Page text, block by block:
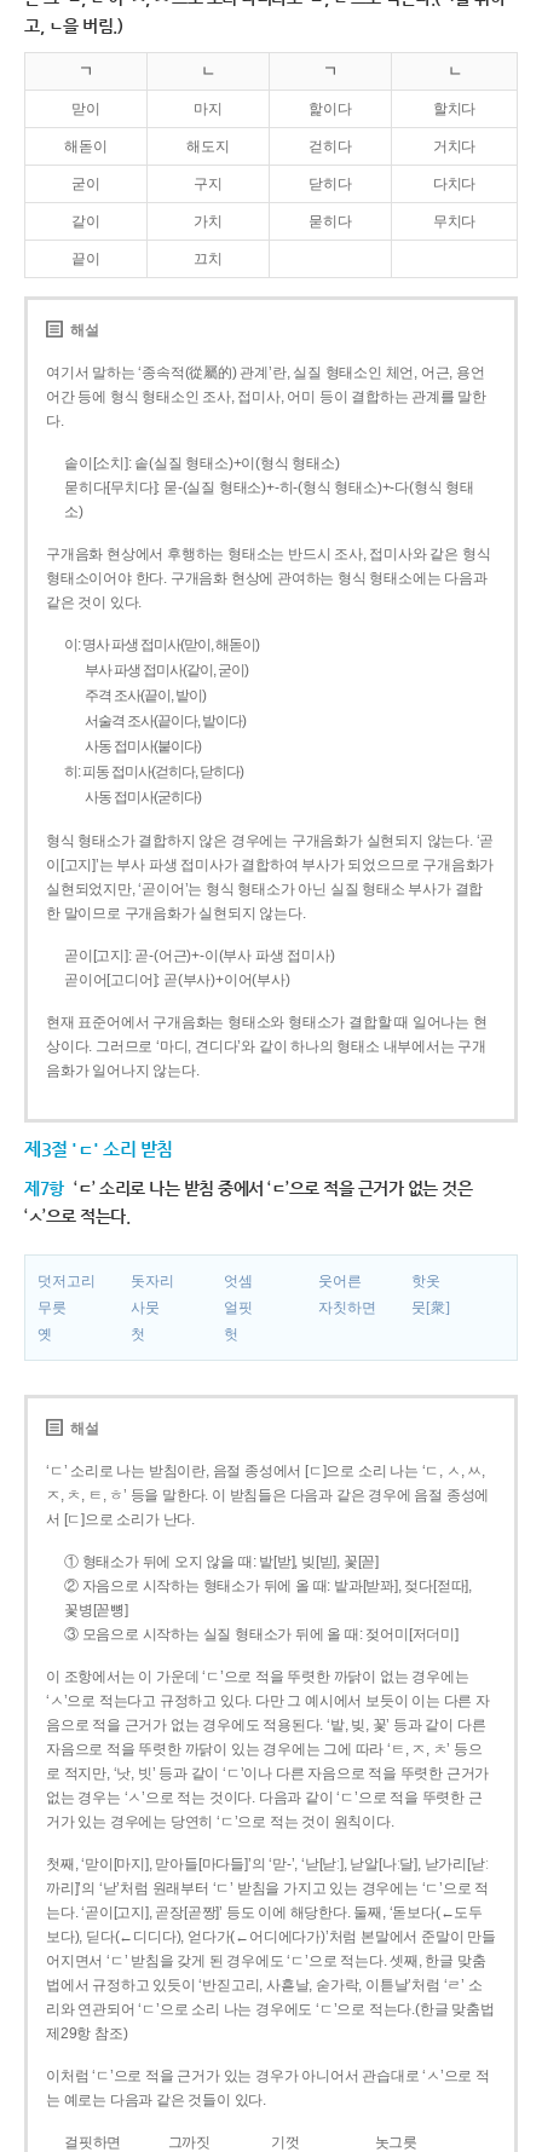
고, ㄴ을 버림.)
ㄱ ㄴ ㄱ ㄴ
맏이 마지 핥이다 할치다
해돋이 해도지 걷히다 거치다
굳이 구지 닫히다 다치다
같이 가치 묻히다 무치다
끝이 끄치
해설
여기서 말하는 ‘종속적(從屬的) 관계’란, 실질 형태소인 체언, 어근, 용언
어간 등에 형식 형태소인 조사, 접미사, 어미 등이 결합하는 관계를 말한
다.
솥이[소치]: 솥(실질 형태소)+이(형식 형태소)
묻히다[무치다]: 묻­-(실질 형태소)+­-히­-(형식 형태소)+-다(형식 형태
소)
구개음화 현상에서 후행하는 형태소는 반드시 조사, 접미사와 같은 형식
형태소이어야 한다. 구개음화 현상에 관여하는 형식 형태소에는 다음과
같은 것이 있다.
이: 명사 파생 접미사(맏이, 해돋이)
부사 파생 접미사(같이, 굳이)
주격 조사(끝이, 밭이)
서술격 조사(끝이다, 밭이다)
사동 접미사(붙이다)
히: 피동 접미사(걷히다, 닫히다)
사동 접미사(굳히다)
형식 형태소가 결합하지 않은 경우에는 구개음화가 실현되지 않는다. ‘곧
이[고지]’는 부사 파생 접미사가 결합하여 부사가 되었으므로 구개음화가
실현되었지만, ‘곧이어’는 형식 형태소가 아닌 실질 형태소 부사가 결합
한 말이므로 구개음화가 실현되지 않는다.
곧이[고지]: 곧-­(어근)+­-이(부사 파생 접미사)
곧이어[고디어]: 곧(부사)+이어(부사)
현재 표준어에서 구개음화는 형태소와 형태소가 결합할 때 일어나는 현
상이다. 그러므로 ‘마디, 견디다’와 같이 하나의 형태소 내부에서는 구개
음화가 일어나지 않는다.
제3절 'ㄷ' 소리 받침
제7항 ‘ㄷ’ 소리로 나는 받침 중에서 ‘ㄷ’으로 적을 근거가 없는 것은
‘ㅅ’으로 적는다.
덧저고리 돗자리 엇셈 웃어른
핫옷
무릇
사뭇 얼핏 자칫하면
뭇[衆]
옛
첫 헛
해설
‘ㄷ’ 소리로 나는 받침이란, 음절 종성에서 [ㄷ]으로 소리 나는 ‘ㄷ, ㅅ, ㅆ,
ㅈ, ㅊ, ㅌ, ㅎ’ 등을 말한다. 이 받침들은 다음과 같은 경우에 음절 종성에
서 [ㄷ]으로 소리가 난다.
① 형태소가 뒤에 오지 않을 때: 밭[받], 빚[빋], 꽃[꼳]
② 자음으로 시작하는 형태소가 뒤에 올 때: 밭과[받꽈], 젖다[젇따],
꽃병[꼳뼝]
③ 모음으로 시작하는 실질 형태소가 뒤에 올 때: 젖어미[저더미]
이 조항에서는 이 가운데 ‘ㄷ’으로 적을 뚜렷한 까닭이 없는 경우에는
‘ㅅ’으로 적는다고 규정하고 있다. 다만 그 예시에서 보듯이 이는 다른 자
음으로 적을 근거가 없는 경우에도 적용된다. ‘밭, 빚, 꽃’ 등과 같이 다른
자음으로 적을 뚜렷한 까닭이 있는 경우에는 그에 따라 ‘ㅌ, ㅈ, ㅊ’ 등으
로 적지만, ‘낫, 빗’ 등과 같이 ‘ㄷ’이나 다른 자음으로 적을 뚜렷한 근거가
없는 경우는 ‘ㅅ’으로 적는 것이다. 다음과 같이 ‘ㄷ’으로 적을 뚜렷한 근
거가 있는 경우에는 당연히 ‘ㄷ’으로 적는 것이 원칙이다.
첫째, ‘맏이[마지], 맏아들[마다들]’의 ‘맏-’, ‘낟[낟ː], 낟알[나ː달], 낟가리[낟ː
까리]’의 ‘낟’처럼 원래부터 ‘ㄷ’ 받침을 가지고 있는 경우에는 ‘ㄷ’으로 적
는다. ‘곧이[고지], 곧장[곧짱]’ 등도 이에 해당한다. 둘째, ‘돋보다(←도두
보다), 딛다(←디디다), 얻다가(←어디에다가)’처럼 본말에서 준말이 만들
어지면서 ‘ㄷ’ 받침을 갖게 된 경우에도 ‘ㄷ’으로 적는다. 셋째, 한글 맞춤
법에서 규정하고 있듯이 ‘반짇고리, 사흗날, 숟가락, 이튿날’처럼 ‘ㄹ’ 소
리와 연관되어 ‘ㄷ’으로 소리 나는 경우에도 ‘ㄷ’으로 적는다.(한글 맞춤법
제29항 참조)
이처럼 ‘ㄷ’으로 적을 근거가 있는 경우가 아니어서 관습대로 ‘ㅅ’으로 적
는 예로는 다음과 같은 것들이 있다.
걸핏하면 그까짓 기껏
놋그릇